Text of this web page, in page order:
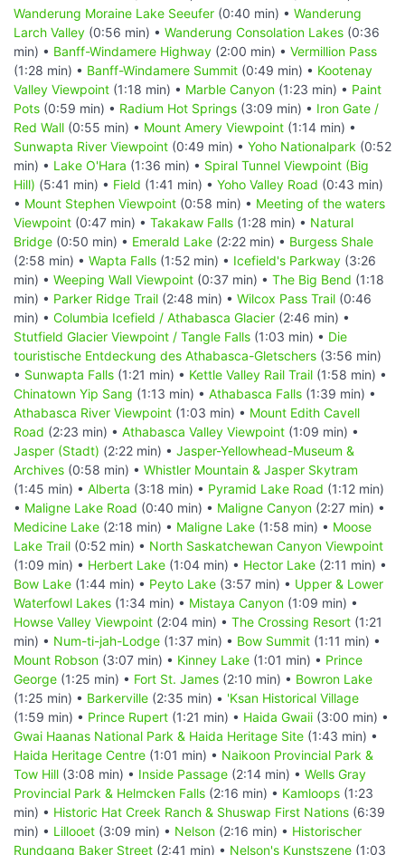
Wanderung Moraine Lake Seeufer (0:40 min) • Wanderung
Larch Valley (0:56 min) • Wanderung Consolation Lakes (0:36
min) • Banff-Windamere Highway (2:00 min) • Vermillion Pass
(1:28 min) • Banff-Windamere Summit (0:49 min) • Kootenay
Valley Viewpoint (1:18 min) • Marble Canyon (1:23 min) • Paint
Pots (0:59 min) • Radium Hot Springs (3:09 min) • Iron Gate /
Red Wall (0:55 min) • Mount Amery Viewpoint (1:14 min) •
Sunwapta River Viewpoint (0:49 min) • Yoho Nationalpark (0:52
min) • Lake O'Hara (1:36 min) • Spiral Tunnel Viewpoint (Big
Hill) (5:41 min) • Field (1:41 min) • Yoho Valley Road (0:43 min)
• Mount Stephen Viewpoint (0:58 min) • Meeting of the waters
Viewpoint (0:47 min) • Takakaw Falls (1:28 min) • Natural
Bridge (0:50 min) • Emerald Lake (2:22 min) • Burgess Shale
(2:58 min) • Wapta Falls (1:52 min) • Icefield's Parkway (3:26
min) • Weeping Wall Viewpoint (0:37 min) • The Big Bend (1:18
min) • Parker Ridge Trail (2:48 min) • Wilcox Pass Trail (0:46
min) • Columbia Icefield / Athabasca Glacier (2:46 min) •
Stutfield Glacier Viewpoint / Tangle Falls (1:03 min) • Die
touristische Entdeckung des Athabasca-Gletschers (3:56 min)
• Sunwapta Falls (1:21 min) • Kettle Valley Rail Trail (1:58 min) •
Chinatown Yip Sang (1:13 min) • Athabasca Falls (1:39 min) •
Athabasca River Viewpoint (1:03 min) • Mount Edith Cavell
Road (2:23 min) • Athabasca Valley Viewpoint (1:09 min) •
Jasper (Stadt) (2:22 min) • Jasper-Yellowhead-Museum &
Archives (0:58 min) • Whistler Mountain & Jasper Skytram
(1:45 min) • Alberta (3:18 min) • Pyramid Lake Road (1:12 min)
• Maligne Lake Road (0:40 min) • Maligne Canyon (2:27 min) •
Medicine Lake (2:18 min) • Maligne Lake (1:58 min) • Moose
Lake Trail (0:52 min) • North Saskatchewan Canyon Viewpoint
(1:09 min) • Herbert Lake (1:04 min) • Hector Lake (2:11 min) •
Bow Lake (1:44 min) • Peyto Lake (3:57 min) • Upper & Lower
Waterfowl Lakes (1:34 min) • Mistaya Canyon (1:09 min) •
Howse Valley Viewpoint (2:04 min) • The Crossing Resort (1:21
min) • Num-ti-jah-Lodge (1:37 min) • Bow Summit (1:11 min) •
Mount Robson (3:07 min) • Kinney Lake (1:01 min) • Prince
George (1:25 min) • Fort St. James (2:10 min) • Bowron Lake
(1:25 min) • Barkerville (2:35 min) • 'Ksan Historical Village
(1:59 min) • Prince Rupert (1:21 min) • Haida Gwaii (3:00 min) •
Gwai Haanas National Park & Haida Heritage Site (1:43 min) •
Haida Heritage Centre (1:01 min) • Naikoon Provincial Park &
Tow Hill (3:08 min) • Inside Passage (2:14 min) • Wells Gray
Provincial Park & Helmcken Falls (2:16 min) • Kamloops (1:23
min) • Historic Hat Creek Ranch & Shuswap First Nations (6:39
min) • Lillooet (3:09 min) • Nelson (2:16 min) • Historischer
Rundgang Baker Street (2:41 min) • Nelson's Kunstszene (1:03